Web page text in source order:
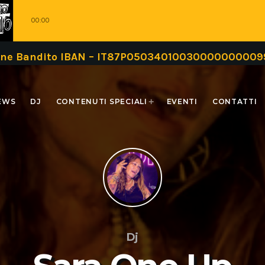
00:00
IT87P0503401003000000000999 oppure
DJ CONTENUTI SPECIALI EVENTI CONTATTI
Dj